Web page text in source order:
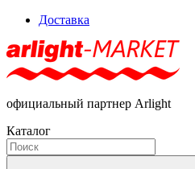
Доставка
официальный партнер Arlight
Каталог